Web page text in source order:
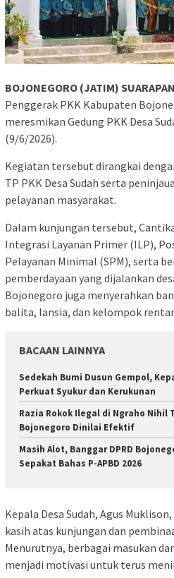
BOJONEGORO (JATIM)
Penggerak PKK Kabupaten
meresmikan Gedung PKK Desa
(9/6/2026).
Kegiatan tersebut dirangkai
TP PKK Desa Sudah serta
pelayanan masyarakat.
Dalam kunjungan tersebut,
Integrasi Layanan Primer (ILP),
Pelayanan Minimal (SPM), serta
pemberdayaan yang dijalankan
Bojonegoro juga menyerahkan
balita, lansia, dan kelompok
BACAAN LAINNYA
Sedekah Bumi Dusun Gempol,
Perkuat Syukur dan Kerukunan
Razia Rokok Ilegal di Ngraho Nihil
Bojonegoro Dinilai Efektif
Masih Alot, Banggar DPRD
Sepakat Bahas P-APBD 2026
Kepala Desa Sudah, Agus
kasih atas kunjungan dan
Menurutnya, berbagai masukan
menjadi motivasi untuk terus